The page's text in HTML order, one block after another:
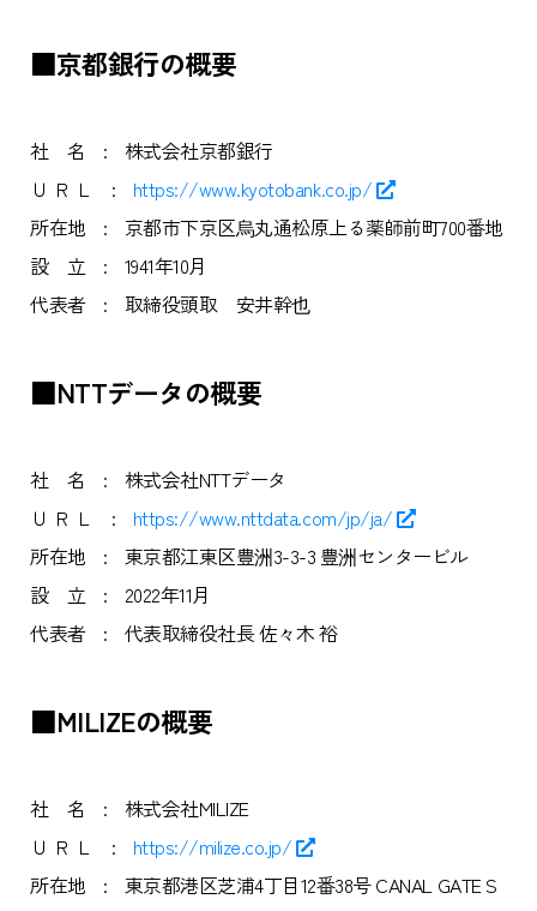
■京都銀行の概要
社 名 :
株式会社京都銀行
Ｕ Ｒ Ｌ
:
https://www.kyotobank.co.jp/
所在地
:
京都市下京区烏丸通松原上る薬師前町700番地
設 立
:
1941年10月
代表者
: 取締役頭取 安井幹也
■NTTデータの概要
社 名 :
株式会社NTTデータ
Ｕ Ｒ Ｌ
:
https://www.nttdata.com/jp/ja/
所在地
:
東京都江東区豊洲3-3-3 豊洲センタービル
設 立
:
2022年11月
代表者
: 代表取締役社長 佐々木 裕
■MILIZEの概要
社 名 :
株式会社MILIZE
Ｕ Ｒ Ｌ
:
https://milize.co.jp/
所在地
:
東京都港区芝浦4丁目12番38号 CANAL GATE S